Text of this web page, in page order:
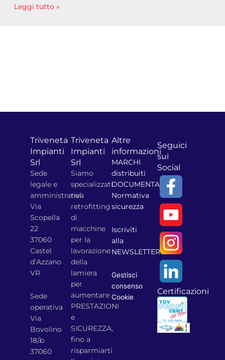
Leggi tutto »
Triveneta
Impianti
Srl
Sede
legale e
amministrativa
Via
Scopella
22
37060
Castel
d’Azzano
VR
Sede
operativa
Via
Bovolino
18/b
37060
Triveneta
Impianti
Srl
Siamo
specializzati
nel
retrofitting
di
macchine
per la
lavorazione
della
lamiera
per
aumentare
PRESTAZIONI
e
SICUREZZA,
fino a
risparmiarti
Altre
informazioni
MARCHI
distribuiti
DOCUMENTAZIONE
Normativa
sicurezza
Iscriviti
alla
NEWSLETTER
Gestisci
consenso
Cookie
Seguici
sui
Social
Certificazioni